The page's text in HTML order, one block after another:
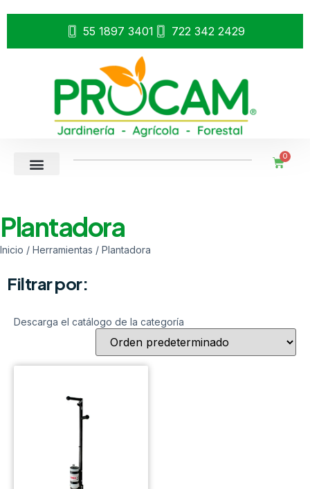
55 1897 3401 722 342 2429
0
Plantadora
Inicio / Herramientas / Plantadora
Filtrar por:
Descarga el catálogo de la categoría